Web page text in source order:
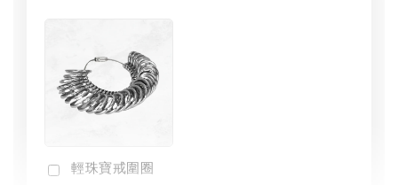
輕珠寶戒圍圈